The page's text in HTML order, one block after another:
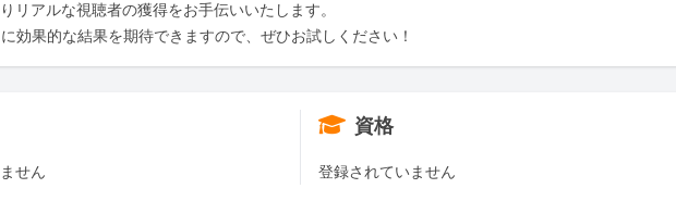
リアルな視聴者の獲得をお手伝いいたします。
効果的な結果を期待できますので、ぜひお試しください！
せん
資格
登録されていません